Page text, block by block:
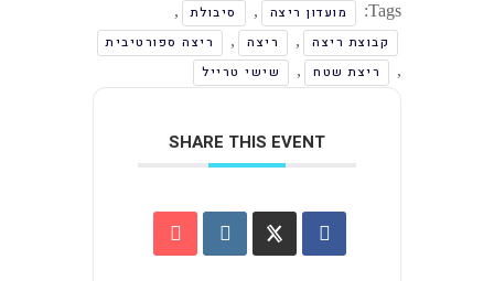
Tags: מועדון ריצה , סיבולת
,
קבוצת ריצה
, ריצה ,
ריצה ספורטיבית
ריצת שטח , שישי טרייל
SHARE THIS EVENT